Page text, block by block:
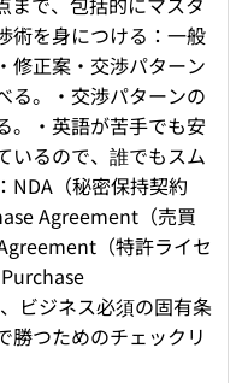
術を身につける：一般
修正案・交渉パターン
る。・交渉パターンの
。・英語が苦手でも安
いるので、誰でもスム
NDA（秘密保持契約
Agreement（売買
（特許ライセ
ビジネス必須の固有条
勝つためのチェックリ